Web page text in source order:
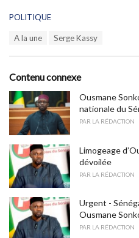
C
o
r
i
e
s
POLITIQUE
:
A la une Serge Kassy
Contenu connexe
Ousmane
nationale du
PAR LA RÉDACTION
Limogeage
dévoilée
PAR LA RÉDACTION
Urgent -
Ousmane
PAR LA RÉDACTION